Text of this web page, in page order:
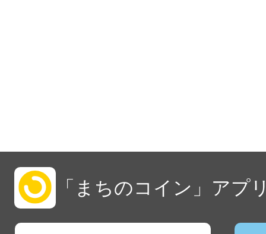
「まちのコイン」アプ